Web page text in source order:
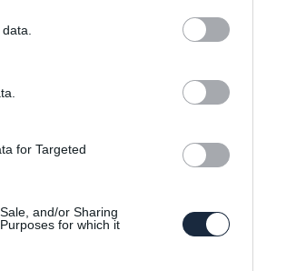
for Targeted
and/or Sharing
for which it
melyek
jellegzetesen
szériákat is
legjobban